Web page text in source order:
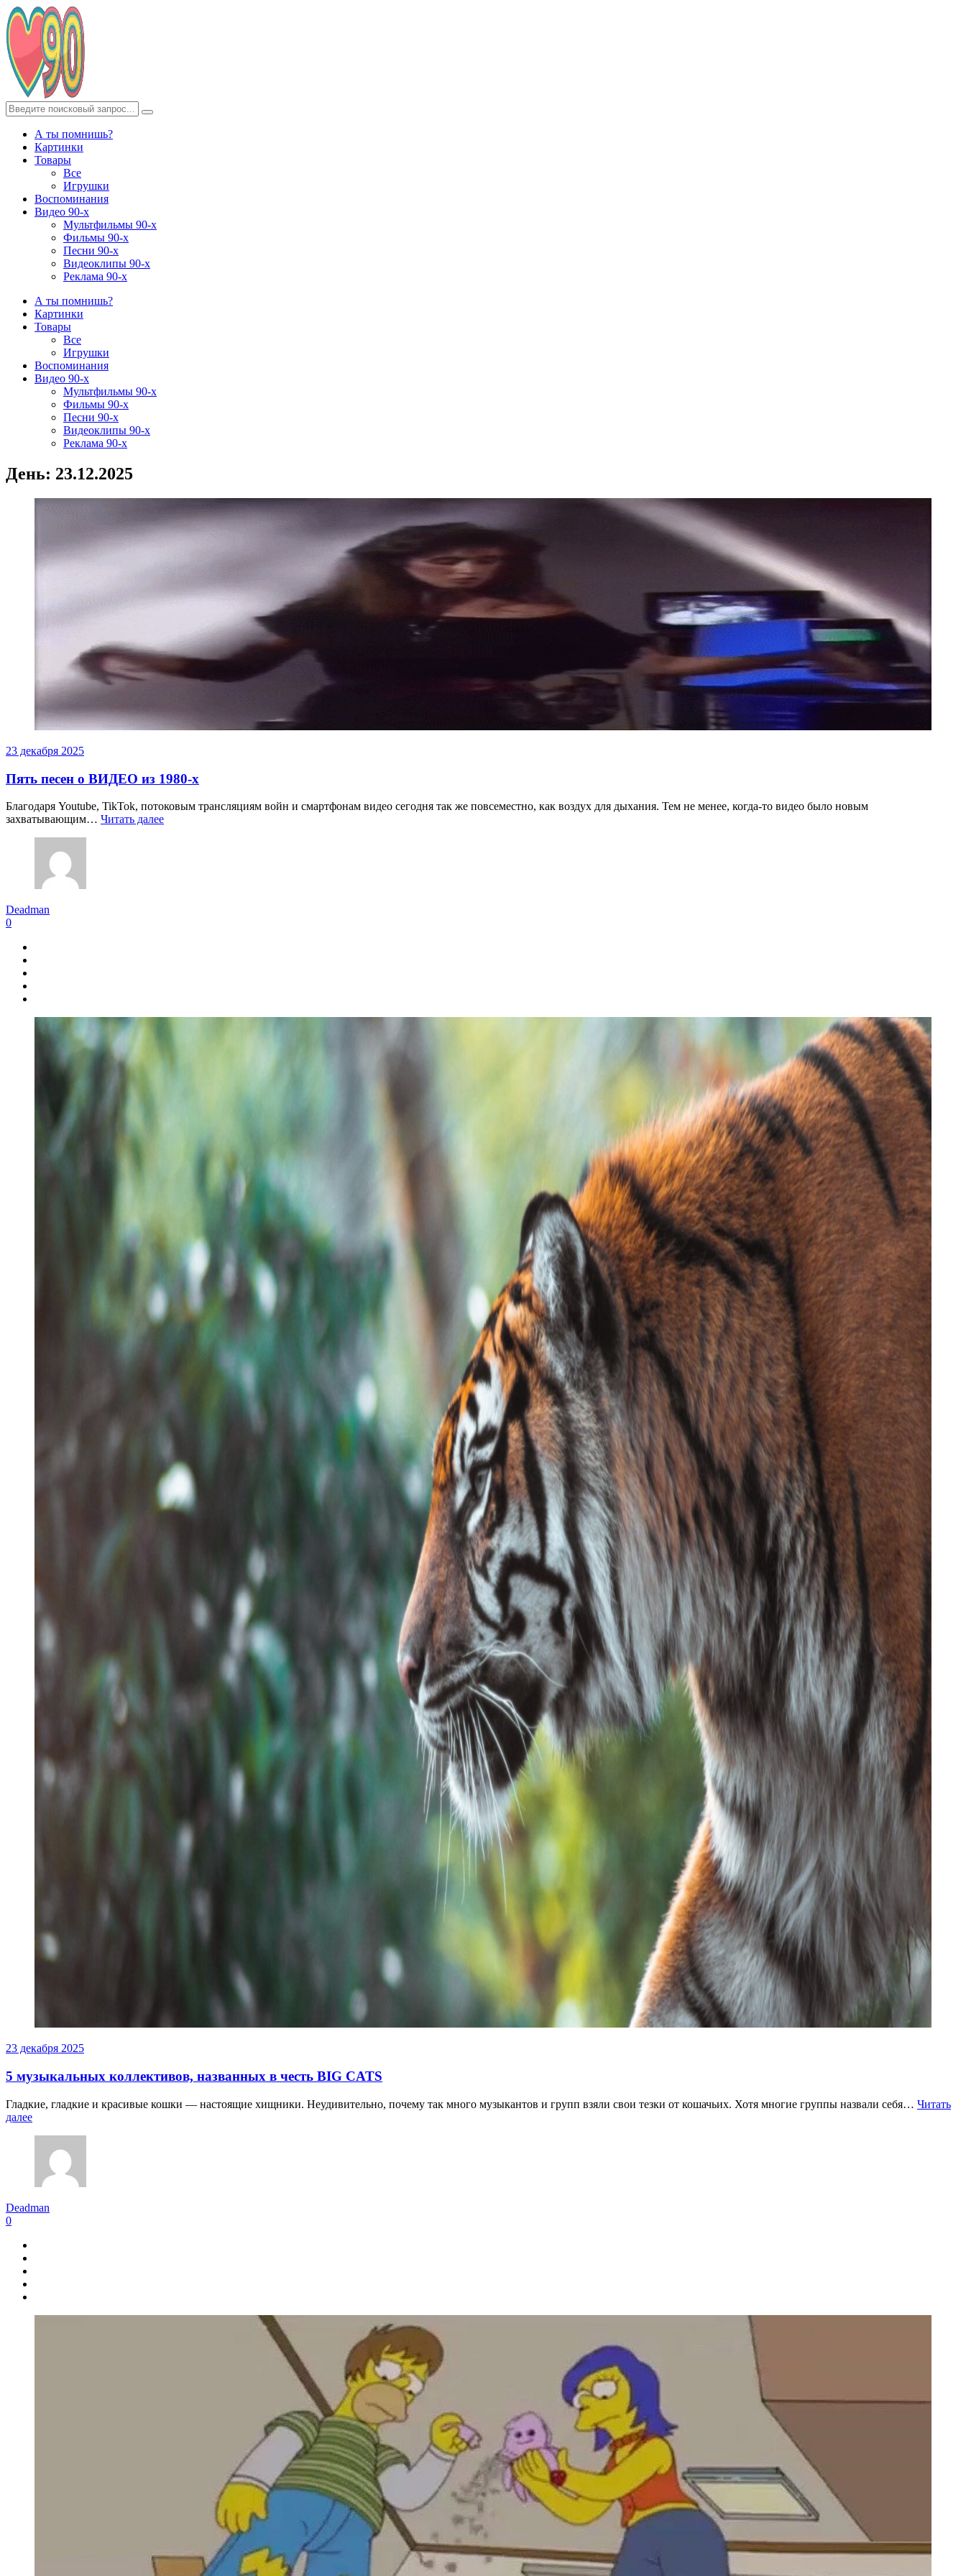
А ты помнишь?
Картинки
Товары
Все
Игрушки
Воспоминания
Видео 90-х
Мультфильмы 90-х
Фильмы 90-х
Песни 90-х
Видеоклипы 90-х
Реклама 90-х
А ты помнишь?
Картинки
Товары
Все
Игрушки
Воспоминания
Видео 90-х
Мультфильмы 90-х
Фильмы 90-х
Песни 90-х
Видеоклипы 90-х
Реклама 90-х
День: 23.12.2025
23 декабря 2025
Пять песен о ВИДЕО из 1980-х
Благодаря Youtube, TikTok, потоковым трансляциям войн и смартфонам видео сегодня так же повсеместно, как воздух для дыхания. Тем не менее, когда-то видео было новым
захватывающим… Читать далее
Deadman
0
23 декабря 2025
5 музыкальных коллективов, названных в честь BIG CATS
Гладкие, гладкие и красивые кошки — настоящие хищники. Неудивительно, почему так много музыкантов и групп взяли свои тезки от кошачьих. Хотя многие группы назвали себя… Читать
далее
Deadman
0